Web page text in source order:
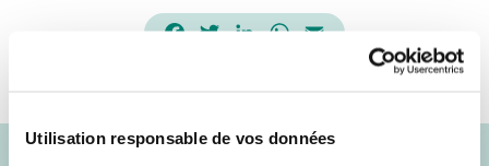
Utilisation responsable de vos données
Facebook
TwitterLinkedInWhatsApp
Email